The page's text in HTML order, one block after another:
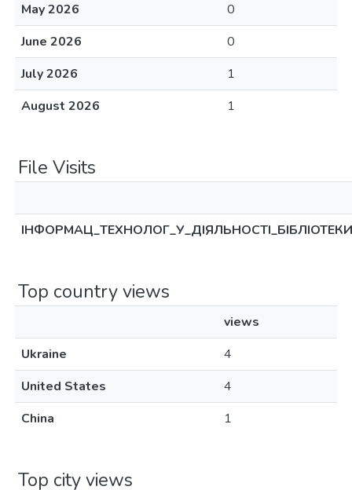
May 2026
0
June 2026
0
July 2026
1
August 2026
1
File Visits
Top country views
views
Ukraine
4
United States
4
China
1
Top city views